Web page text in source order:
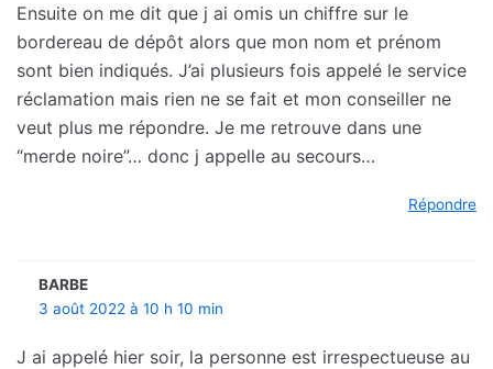
Ensuite on me dit que j ai omis un chiffre sur le
bordereau de dépôt alors que mon nom et prénom
sont bien indiqués. J’ai plusieurs fois appelé le service
réclamation mais rien ne se fait et mon conseiller ne
veut plus me répondre. Je me retrouve dans une
“merde noire”… donc j appelle au secours…
Répondre
BARBE
3 août 2022 à 10 h 10 min
J ai appelé hier soir, la personne est irrespectueuse au